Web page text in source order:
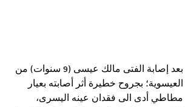
بعد إصابة الفتى مالك عيسى (9 سنوات) من
العيسوية؛ بجروح خطيرة أثر أصابته بعيار
مطاطي أدى الى فقدان عينه اليسرى،